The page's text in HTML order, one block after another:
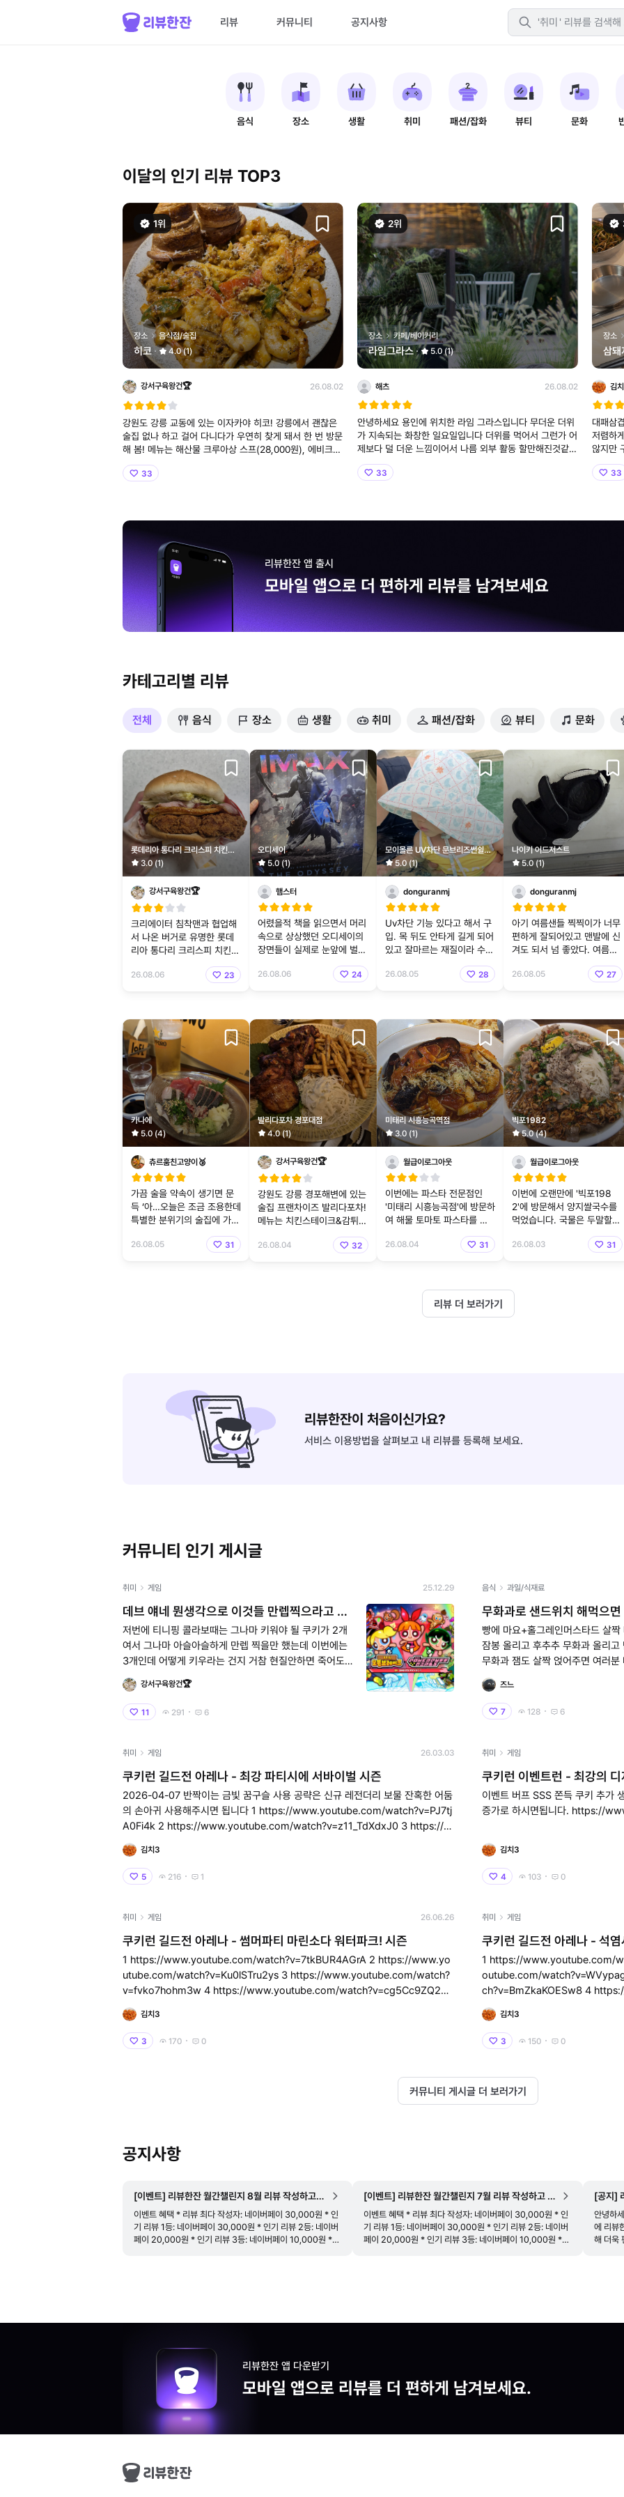
리뷰 커뮤니티 공지사항
취미
패션
음식 장소 생활 취미 패션/잡화 뷰티 문화
이달의 인기 리뷰 TOP3
1위
장소 음식점/술집
히코 4.0 (1)
강서구육왕건🏆 26.08.02
강원도 강릉 교동에 있는 이자카야 히코! 강릉에서 괜찮은
술집 없나 하고 걸어 다니다가 우연히 찾게 돼서 한 번 방문
해 봄! 메뉴는 해산물 크루아상 스프(28,000원), 에비크림
고로케 2P(10,000원)로 주문했고 소주, 맥주는 5,000원
33
2위
장소 카페/베이커리
라임그라스 5.0 (1)
해츠 26.08.02
안녕하세요 용인에 위치한 라임 그라스입니다 무더운 더위
가 지속되는 화창한 일요일입니다 더위를 먹어서 그런가 어
제보다 덜 더운 느낌이어서 나름 외부 활동 할만해진것같은
느낌도 드는것같습니다 이제는 새로운 카페를 찾기보단 다
녀왔던 카페들을 다시 한번 가보는것도 괜찮은것같아서 오
33
장소
삼돼
김
대패삼
저렴하
않지만
와 계
해서 손
33
리뷰한잔 앱 출시
모바일 앱으로 더 편하게 리뷰를 남겨보세요
카테고리별 리뷰
전체 음식 장소 생활 취미 패션/잡화 뷰티 문화
롯데리아 통다리 크리스피 치킨버
거 세트(그릭랜치)
3.0 (1)
강서구육왕건🏆
크리에이터 침착맨과 협업해
서 나온 버거로 유명한 롯데
리아 통다리 크리스피 치킨버
지 했는데 사실 필자는 버거
26.08.06 23
오디세이
5.0 (1)
햄스터
어렸을적 책을 읽으면서 머리
속으로 상상했던 오디세이의
장면들이 실제로 눈앞에 벌어
이 재밌었다.
26.08.06 24
모이몰른 UV차단 문브리즈썬쉴드
버킷햇5.0 (1)
donguranmj
Uv차단 기능 있다고 해서 구
입. 목 뒤도 안타게 길게 되어
있고 잘마르는 재질이라 수영
26.08.05 28
나이키 어드저스트
5.0 (1)
donguranmj
아기 여름샌들 찍찍이가 너무
편하게 잘되어있고 맨발에 신
겨도 되서 넘 좋았다. 여름내
26.08.05 27
카나에
5.0 (4)
츄르훔친고양이🥉
가끔 술을 약속이 생기면 문
득 ‘아…오늘은 조금 조용한데
특별한 분위기의 술집에 가고
요. 특별하다고 적긴 했는데
26.08.05 31
발리다포차 경포대점
4.0 (1)
강서구육왕건🏆
강원도 강릉 경포해변에 있는
술집 프랜차이즈 발리다포차!
메뉴는 치킨스테이크&감튀
원 음료는 3,500원!
26.08.04 32
미태리 시흥능곡역점
3.0 (1)
월급이로그아웃
이번에는 파스타 전문점인
'미태리 시흥능곡점'에 방문하
여 해물 토마토 파스타를 주
기만큼이나 깔끔하게 차려진
26.08.04 31
빅포1982
5.0 (4)
월급이로그아웃
​이번에 오랜만에 '빅포198
2'에 방문해서 양지쌀국수를
먹었습니다. 국물은 두말할
맛이 일품이었고, 면발도 딱
26.08.03 31
리뷰 더 보러가기
리뷰한잔이 처음이신가요?
서비스 이용방법을 살펴보고 내 리뷰를 등록해 보세요.
커뮤니티 인기 게시글
취미 게임 25.12.29
데브 얘네 뭔생각으로 이것들 만렙찍으라고 하
는거임?ㅇㅅㅇ
저번에 티니핑 콜라보때는 그나마 키워야 될 쿠키가 2개
여서 그나마 아슬아슬하게 만렙 찍을만 했는데 이번에는
3개인데 어떻게 키우라는 건지 거참 현질안하면 죽어도
만렙 안되는데 어케 만렙 찍으라고 만들어 놓은거죠…...?
ㅇㅅㅇ
강서구육왕건🏆
11 291 6
음식 과일/식재료
무화과로 샌드위치 해먹으
사람 없길
빵에 마요+홀그레인머스타드 살
잠봉 올리고 후추추 무화과 올리고
무화과 잼도 살짝 얹어주면 여러분 나 됐어요!! 브런치 카
페 사장 됐어요!!! 할 수 잇슨
즈느
7 128 6
취미 게임 26.03.03
쿠키런 길드전 아레나 - 최강 파티시에 서바이벌 시즌
2026-04-07 반짝이는 금빛 꿈구슬 사용 공략은 신규 레전더리 보물 잔혹한 어둠
의 손아귀 사용해주시면 됩니다 1 https://www.youtube.com/watch?v=PJ7tj
A0Fi4k 2 https://www.youtube.com/watch?v=z11_TdXdxJ0 3 https://w
ww.youtube.com/watch?v=e4OEcp8
김치3
5 216 1
취미 게임
쿠키런 이벤트런 - 최강의
이벤트 버프 SSS 쫀득 쿠키 추가
증가로 하시면
김치3
4 103 0
취미 게임 26.06.26
쿠키런 길드전 아레나 - 썸머파티 마린소다 워터파크! 시즌
1 https://www.youtube.com/watch?v=7tkBUR4AGrA 2 https://www.yo
utube.com/watch?v=Ku0lSTru2ys 3 https://www.youtube.com/watch?
v=fvko7hohm3w 4 https://www.youtube.com/watch?v=cg5Cc9ZQ2N
김치3
3 170 0
취미 게임
쿠키런 길드전 아레나 - 석
1 https://www.youtube.com/
outube.com/watch?v=WVypagkVby4 3 https://
ch?v=BmZkaKOESw8 4 https://www.youtube.com/watch?v=n76uQLMf
김치3
3 150 0
커뮤니티 게시글 더 보러가기
공지사항
[이벤트] 리뷰한잔 월간챌린지 8월 리뷰 작성하고
이벤트 혜택 * 리뷰 최다 작성자: 네이버페이 30,000원 * 인
기 리뷰 1등: 네이버페이 30,000원 * 인기 리뷰 2등: 네이버
페이 20,000원 * 인기 리뷰 3등: 네이버페이 10,000원 *
[이벤트] 리뷰한잔 월간챌린지 7월 리뷰 작성하고 상
이벤트 혜택 * 리뷰 최다 작성자: 네이버페이 30,000원 * 인
기 리뷰 1등: 네이버페이 30,000원 * 인기 리뷰 2등: 네이버
페이 20,000원 * 인기 리뷰 3등: 네이버페이 10,000원 *
[공지]
안녕하세요, 리
에 리뷰한잔
해 더욱
리뷰한잔 앱 다운받기
모바일 앱으로 리뷰를 더 편하게 남겨보세요.